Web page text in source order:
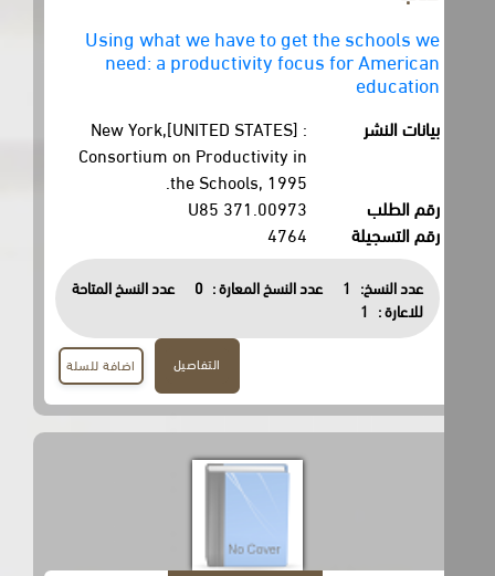
Using what we have to get the schools we
need: a productivity focus for American
education
بيانات النشر
New York,[UNITED STATES] :
Consortium on Productivity in
the Schools, 1995.
رقم الطلب
371.00973 U85
رقم التسجيلة
4764
عدد النسخ: 1 عدد النسخ المعارة : 0
عدد النسخ المتاحة
للاعارة :
1
اضافة للسلة